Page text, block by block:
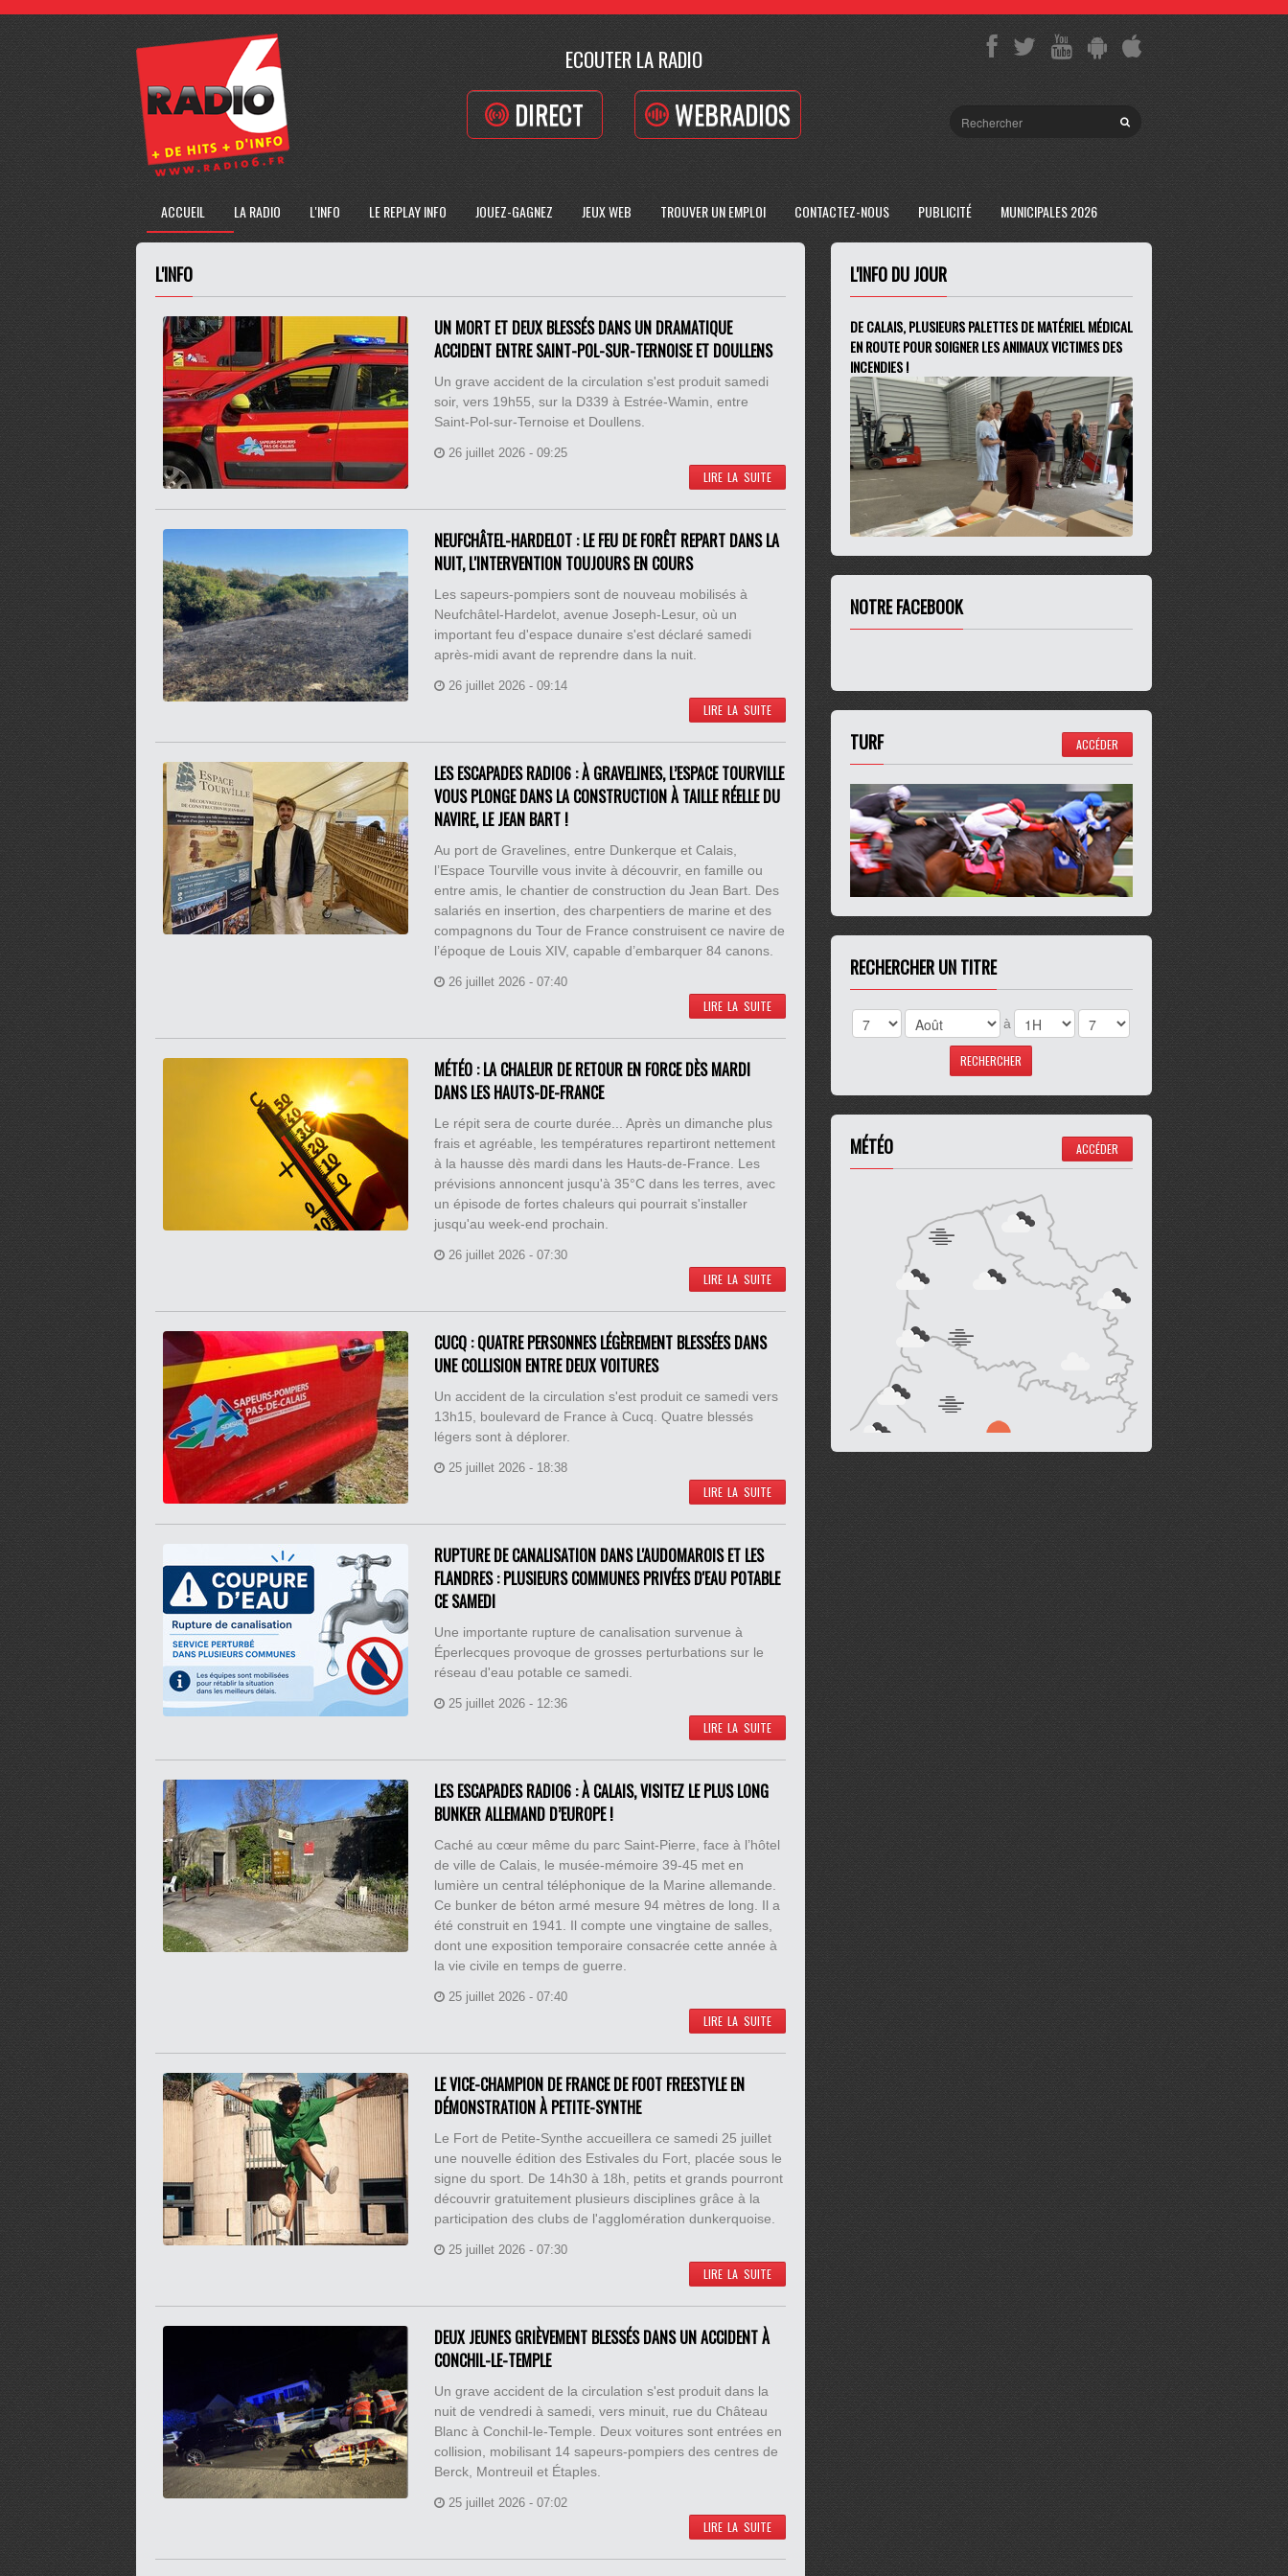
ECOUTER LA RADIO
DIRECT WEBRADIOS
ACCUEIL LA RADIO L'INFO LE REPLAY INFO JOUEZ-GAGNEZ JEUX WEB TROUVER UN EMPLOI CONTACTEZ-NOUS PUBLICITÉ MUNICIPALES 2026
L'INFO
UN MORT ET DEUX BLESSÉS DANS UN DRAMATIQUE
ACCIDENT ENTRE SAINT-POL-SUR-TERNOISE ET DOULLENS
Un grave accident de la circulation s'est produit samedi
soir, vers 19h55, sur la D339 à Estrée-Wamin, entre
Saint-Pol-sur-Ternoise et Doullens.
26 juillet 2026 - 09:25
LIRE LA SUITE
NEUFCHÂTEL-HARDELOT : LE FEU DE FORÊT REPART DANS LA
NUIT, L'INTERVENTION TOUJOURS EN COURS
Les sapeurs-pompiers sont de nouveau mobilisés à
Neufchâtel-Hardelot, avenue Joseph-Lesur, où un
important feu d'espace dunaire s'est déclaré samedi
après-midi avant de reprendre dans la nuit.
26 juillet 2026 - 09:14
LIRE LA SUITE
LES ESCAPADES RADIO6 : À GRAVELINES, L’ESPACE TOURVILLE
VOUS PLONGE DANS LA CONSTRUCTION À TAILLE RÉELLE DU
NAVIRE, LE JEAN BART !
Au port de Gravelines, entre Dunkerque et Calais,
l’Espace Tourville vous invite à découvrir, en famille ou
entre amis, le chantier de construction du Jean Bart. Des
salariés en insertion, des charpentiers de marine et des
compagnons du Tour de France construisent ce navire de
l’époque de Louis XIV, capable d’embarquer 84 canons.
26 juillet 2026 - 07:40
LIRE LA SUITE
MÉTÉO : LA CHALEUR DE RETOUR EN FORCE DÈS MARDI
DANS LES HAUTS-DE-FRANCE
Le répit sera de courte durée... Après un dimanche plus
frais et agréable, les températures repartiront nettement
à la hausse dès mardi dans les Hauts-de-France. Les
prévisions annoncent jusqu'à 35°C dans les terres, avec
un épisode de fortes chaleurs qui pourrait s'installer
jusqu'au week-end prochain.
26 juillet 2026 - 07:30
LIRE LA SUITE
CUCQ : QUATRE PERSONNES LÉGÈREMENT BLESSÉES DANS
UNE COLLISION ENTRE DEUX VOITURES
Un accident de la circulation s'est produit ce samedi vers
13h15, boulevard de France à Cucq. Quatre blessés
légers sont à déplorer.
25 juillet 2026 - 18:38
LIRE LA SUITE
RUPTURE DE CANALISATION DANS L'AUDOMAROIS ET LES
FLANDRES : PLUSIEURS COMMUNES PRIVÉES D'EAU POTABLE
CE SAMEDI
Une importante rupture de canalisation survenue à
Éperlecques provoque de grosses perturbations sur le
réseau d'eau potable ce samedi.
25 juillet 2026 - 12:36
LIRE LA SUITE
LES ESCAPADES RADIO6 : À CALAIS, VISITEZ LE PLUS LONG
BUNKER ALLEMAND D’EUROPE !
Caché au cœur même du parc Saint-Pierre, face à l’hôtel
de ville de Calais, le musée-mémoire 39-45 met en
lumière un central téléphonique de la Marine allemande.
Ce bunker de béton armé mesure 94 mètres de long. Il a
été construit en 1941. Il compte une vingtaine de salles,
dont une exposition temporaire consacrée cette année à
la vie civile en temps de guerre.
25 juillet 2026 - 07:40
LIRE LA SUITE
LE VICE-CHAMPION DE FRANCE DE FOOT FREESTYLE EN
DÉMONSTRATION À PETITE-SYNTHE
Le Fort de Petite-Synthe accueillera ce samedi 25 juillet
une nouvelle édition des Estivales du Fort, placée sous le
signe du sport. De 14h30 à 18h, petits et grands pourront
découvrir gratuitement plusieurs disciplines grâce à la
participation des clubs de l'agglomération dunkerquoise.
25 juillet 2026 - 07:30
LIRE LA SUITE
DEUX JEUNES GRIÈVEMENT BLESSÉS DANS UN ACCIDENT À
CONCHIL-LE-TEMPLE
Un grave accident de la circulation s'est produit dans la
nuit de vendredi à samedi, vers minuit, rue du Château
Blanc à Conchil-le-Temple. Deux voitures sont entrées en
collision, mobilisant 14 sapeurs-pompiers des centres de
Berck, Montreuil et Étaples.
25 juillet 2026 - 07:02
LIRE LA SUITE
L'INFO DU JOUR
DE CALAIS, PLUSIEURS PALETTES DE MATÉRIEL MÉDICAL
EN ROUTE POUR SOIGNER LES ANIMAUX VICTIMES DES
INCENDIES !
NOTRE FACEBOOK
TURF ACCÉDER
RECHERCHER UN TITRE
à
MÉTÉO ACCÉDER